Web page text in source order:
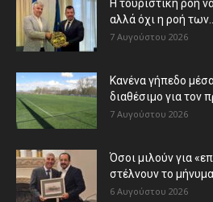
Η τουριστική ροή
αλλά όχι η ροή των...
7 Αυγούστου 2026
Κανένα γήπεδο
διαθέσιμο για τον
7 Αυγούστου 2026
Όσοι μιλούν για
στέλνουν το μήνυμα
6 Αυγούστου 2026